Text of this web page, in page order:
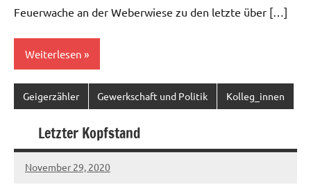
Feuerwache an der Weberwiese zu den letzte über […]
Weiterlesen
Geigerzähler Gewerkschaft und Politik Kolleg_innen
Letzter Kopfstand
November 29, 2020
Ilja